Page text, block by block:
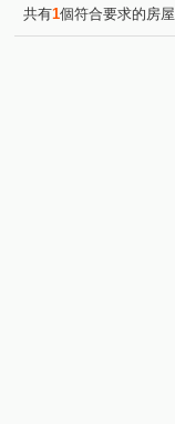
共有1個符合要求的房屋